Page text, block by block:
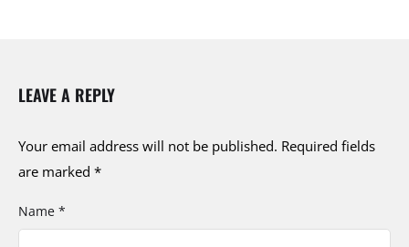
LEAVE A REPLY
Your email address will not be published. Required fields
are marked *
Name *